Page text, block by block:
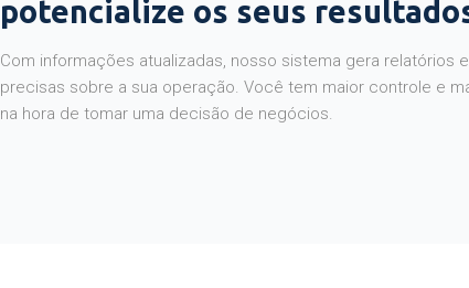
Com informações atualizadas, nosso sistema gera relatórios
precisas sobre a sua operação. Você tem maior controle e
na hora de tomar uma decisão de negócios.